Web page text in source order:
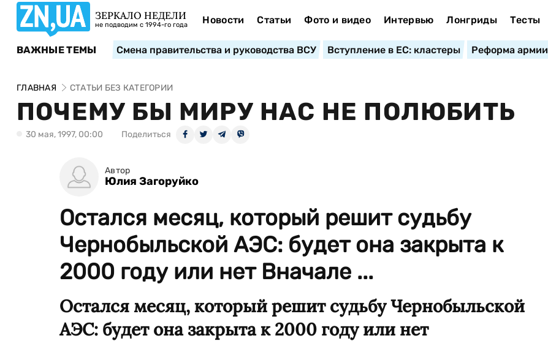
ЗЕРКАЛО НЕДЕЛИ
не подводим с 1994-го года Новости Статьи Фото и видео Интервью Лонгриды Тесты
ВАЖНЫЕ ТЕМЫ Смена правительства и руководства ВСУ Вступление в ЕС: кластеры Реформа армии
ГЛАВНАЯ СТАТЬИ БЕЗ КАТЕГОРИИ
ПОЧЕМУ БЫ МИРУ НАС НЕ ПОЛЮБИТЬ
30 мая, 1997, 00:00 Поделиться
Автор
Юлия Загоруйко
Остался месяц, который решит судьбу
Чернобыльской АЭС: будет она закрыта к
2000 году или нет Вначале ...
Остался месяц, который решит судьбу Чернобыльской
АЭС: будет она закрыта к 2000 году или нет